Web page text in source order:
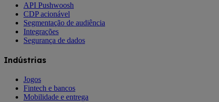
API Pushwoosh
CDP acionável
Segmentação de audiência
Integrações
Segurança de dados
Indústrias
Jogos
Fintech e bancos
Mobilidade e entrega